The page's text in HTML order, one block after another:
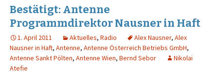
Bestätigt: Antenne
Programmdirektor Nausner in Haft
1. April 2011 Aktuelles, Radio Alex Nausner, Alex
Nausner in Haft, Antenne, Antenne Österreich Betriebs GmbH,
Antenne Sankt Pölten, Antenne Wien, Bernd Sebor
Nikolai
Atefie